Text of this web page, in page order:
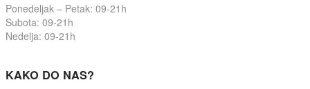
Ponedeljak – Petak: 09-21h
Subota: 09-21h
Nedelja: 09-21h
KAKO DO NAS?